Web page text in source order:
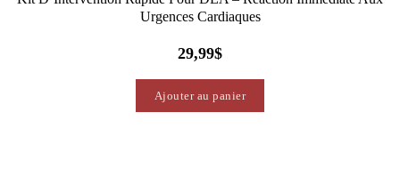
Urgences Cardiaques
29,99$
Ajouter au panier